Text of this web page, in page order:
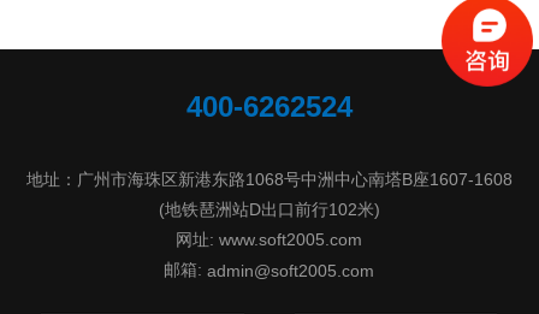
400-6262524
地址：广州市海珠区新港东路1068号中洲中心南塔B座1607-1608
(地铁琶洲站D出口前行102米)
网址: www.soft2005.com
邮箱:admin@soft2005.com